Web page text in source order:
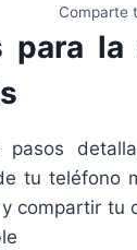
Comparte
para la
pasos
tu teléfono
compartir tu